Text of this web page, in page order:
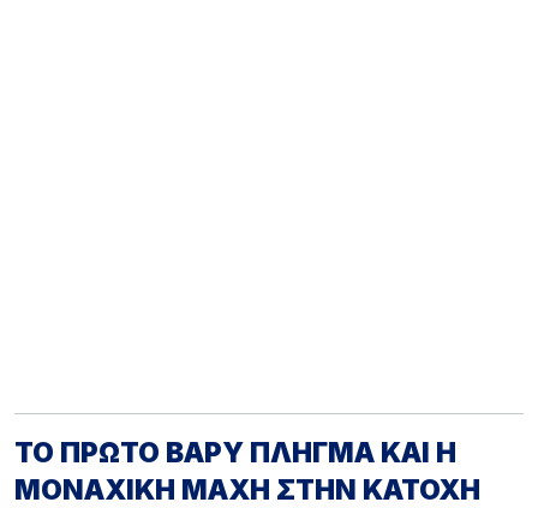
ΤΟ ΠΡΩΤΟ ΒΑΡΥ ΠΛΗΓΜΑ ΚΑΙ Η
ΜΟΝΑΧΙΚΗ ΜΑΧΗ ΣΤΗΝ ΚΑΤΟΧΗ